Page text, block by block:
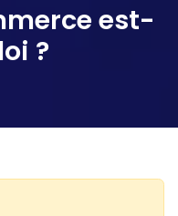
est-
?